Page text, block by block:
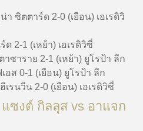
ซิตตาร์ด 2-0 (เยือน) เอเรดิวิ
ด 2-1 (เหย้า) เอเรดิวิซี่
ซาราย 2-1 (เหย้า) ยูโรป้า ลีก
อส 0-1 (เยือน) ยูโรป้า ลีก
รนวีน 2-0 (เยือน) เอเรดิวิซี่
ซงต์ กิลลุส vs อาแจก